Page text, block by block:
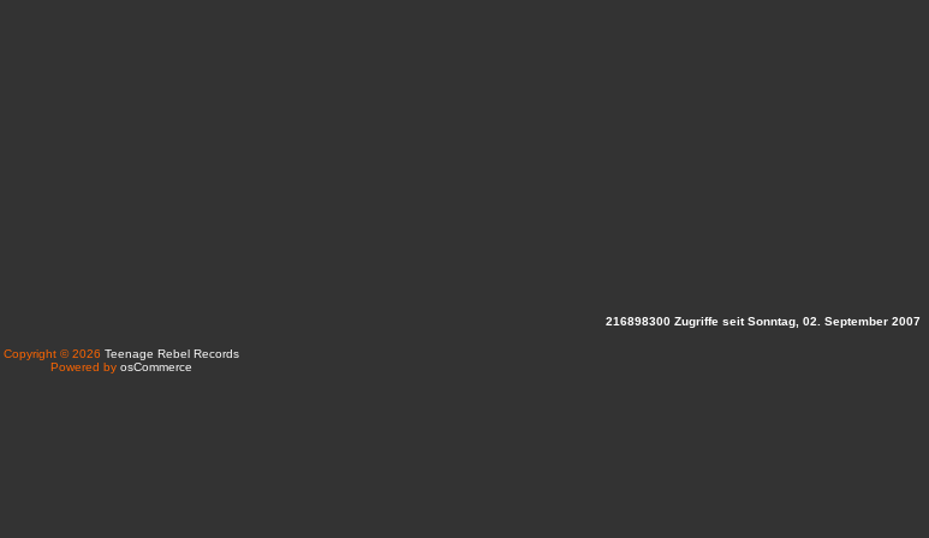
216898300 Zugriffe seit Sonntag, 02. September 2007
Copyright © 2026 Teenage Rebel Records
Powered by osCommerce